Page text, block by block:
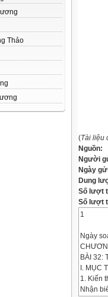
Thảo
(Tài liệu
Nguồn:
Người
Ngày
Dung
Số lượt
Số lượt
1
Ngày
BÀI 32:
I. MỤC
1. Kiến
Nhận